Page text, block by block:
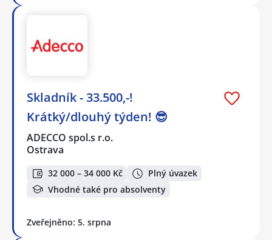
Skladník - 33.500,-!
Krátký/dlouhý týden! 😎
ADECCO spol.s r.o.
Ostrava
32 000 – 34 000 Kč
Plný úvazek
Vhodné také pro absolventy
Zveřejněno: 5. srpna